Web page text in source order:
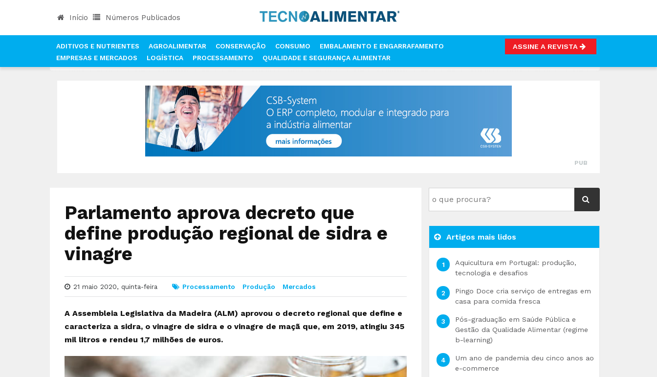
Início Números Publicados
ADITIVOS E NUTRIENTES AGROALIMENTAR CONSERVAÇÃO CONSUMO
EMBALAMENTO E ENGARRAFAMENTO
EMPRESAS E MERCADOS
LOGÍSTICA PROCESSAMENTO QUALIDADE E SEGURANÇA ALIMENTAR
ASSINE A REVISTA
PARLAMENTO APROVA DECRETO QUE DEFINE PRODUÇÃO REGIONAL DE SIDRA E VINAGRE
PUB
Parlamento aprova decreto que
define produção regional de sidra e
vinagre
21 maio 2020, quinta-feira Processamento Produção Mercados
A Assembleia Legislativa da Madeira (ALM) aprovou o decreto regional que define e
caracteriza a sidra, o vinagre de sidra e o vinagre de maçã que, em 2019, atingiu 345
mil litros e rendeu 1,7 milhões de euros.
Artigos mais lidos
Aquicultura em Portugal: produção,
tecnologia e desafios
Pingo Doce cria serviço de entregas em
casa para comida fresca
Pós-graduação em Saúde Pública e
Gestão da Qualidade Alimentar (regime
b-learning)
Um ano de pandemia deu cinco anos ao
e-commerce